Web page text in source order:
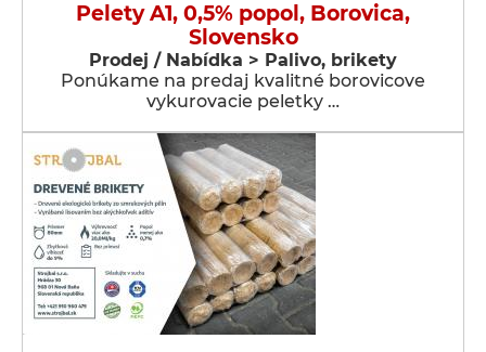
Pelety A1, 0,5% popol, Borovica,
Slovensko
Prodej / Nabídka > Palivo, brikety
Ponúkame na predaj kvalitné borovicove
vykurovacie peletky …